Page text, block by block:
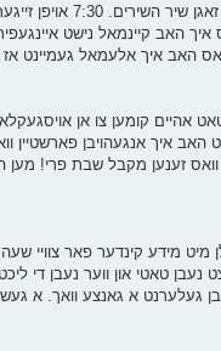
פעסט פאווערד,
קיינמאל נישט
האב איך אלעמאל געמיינט
אהיים קומען צו אן
האב איך אנגעהויבן
זענען מקבל שבת פרי! מען
קינדער פאר צוויי שעה
נעבן טאטי און ווער נעבן די
געלערנט א גאנצע וואך. א